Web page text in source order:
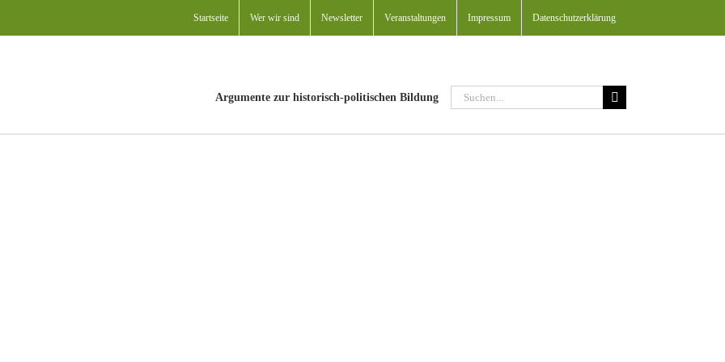
Startseite Wer wir sind Newsletter Veranstaltungen Impressum Datenschutzerklärung
Argumente zur historisch-politischen Bildung
Suche
nach: